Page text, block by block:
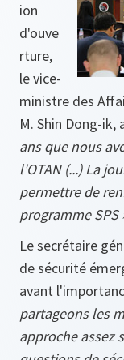
ion
d'ouve
rture,
le vice-
ministre des
M. Shin Dong-ik,
ans que nous
l'OTAN (...) La
permettre de
programme SPS
Le secrétaire
de sécurité
avant
partageons les
approche assez